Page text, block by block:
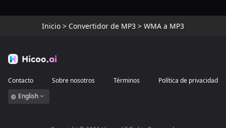
Inicio > Convertidor de MP3 > WMA a MP3
Contacto Sobre nosotros Términos
Política de privacidad
English